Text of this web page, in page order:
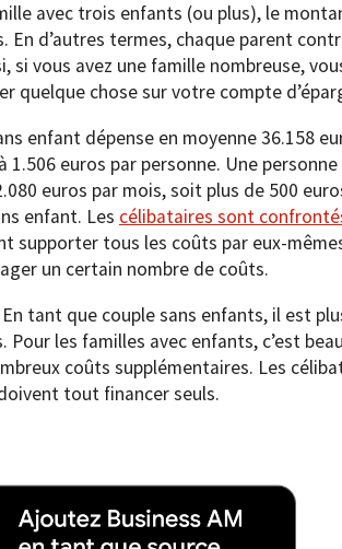
avec trois enfants (ou plus), le
En d’autres termes, chaque parent
si vous avez une famille nombreuse,
quelque chose sur votre compte
enfant dépense en moyenne 36.158
1.506 euros par personne. Une
euros par mois, soit plus de 500
enfant. Les célibataires sont
supporter tous les coûts par eux-
un certain nombre de coûts.
En tant que couple sans enfants, il est
Pour les familles avec enfants, c’est
coûts supplémentaires. Les
tout financer seuls.